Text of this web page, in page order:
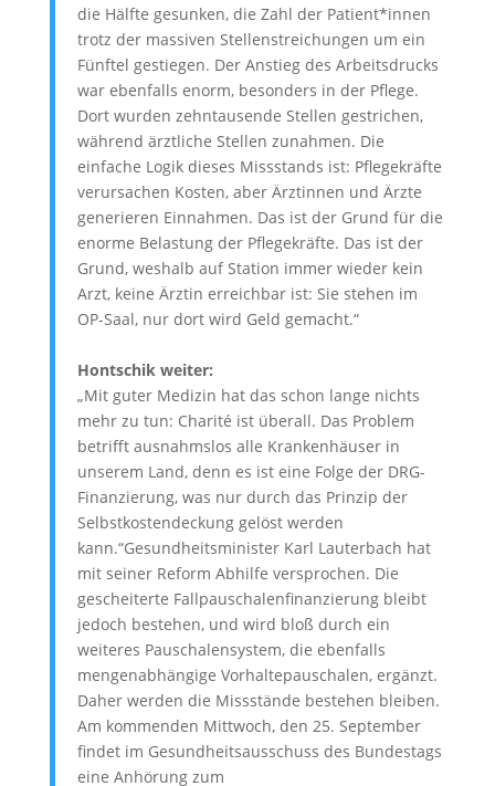
die Hälfte gesunken, die Zahl der Patient*innen
trotz der massiven Stellenstreichungen um ein
Fünftel gestiegen. Der Anstieg des Arbeitsdrucks
war ebenfalls enorm, besonders in der Pflege.
Dort wurden zehntausende Stellen gestrichen,
während ärztliche Stellen zunahmen. Die
einfache Logik dieses Missstands ist: Pflegekräfte
verursachen Kosten, aber Ärztinnen und Ärzte
generieren Einnahmen. Das ist der Grund für die
enorme Belastung der Pflegekräfte. Das ist der
Grund, weshalb auf Station immer wieder kein
Arzt, keine Ärztin erreichbar ist: Sie stehen im
OP-Saal, nur dort wird Geld gemacht.“
Hontschik weiter:
„Mit guter Medizin hat das schon lange nichts
mehr zu tun: Charité ist überall. Das Problem
betrifft ausnahmslos alle Krankenhäuser in
unserem Land, denn es ist eine Folge der DRG-
Finanzierung, was nur durch das Prinzip der
Selbstkostendeckung gelöst werden
kann.“Gesundheitsminister Karl Lauterbach hat
mit seiner Reform Abhilfe versprochen. Die
gescheiterte Fallpauschalenfinanzierung bleibt
jedoch bestehen, und wird bloß durch ein
weiteres Pauschalensystem, die ebenfalls
mengenabhängige Vorhaltepauschalen, ergänzt.
Daher werden die Missstände bestehen bleiben.
Am kommenden Mittwoch, den 25. September
findet im Gesundheitsausschuss des Bundestags
eine Anhörung zum